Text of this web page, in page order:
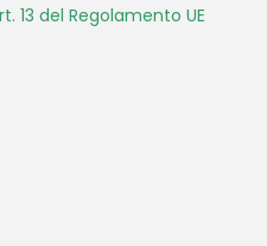
13 del Regolamento UE